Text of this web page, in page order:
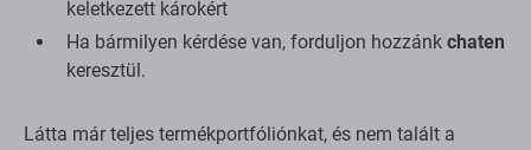
keletkezett károkért
Ha bármilyen kérdése van, forduljon hozzánk chaten
keresztül.
Látta már teljes termékportfóliónkat, és nem talált a